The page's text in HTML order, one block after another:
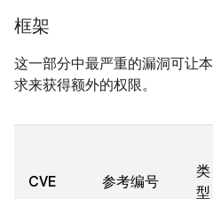
框架
这一部分中最严重的漏洞可让
求来获得额外的权限。
CVE 参考编号
类
型